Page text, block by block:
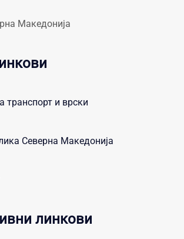
Македонија
транспорт и врски
Северна Македонија
линкови